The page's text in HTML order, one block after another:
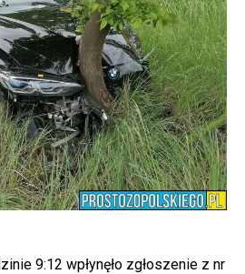
9:12 wpłynęło zgłoszenie z nr